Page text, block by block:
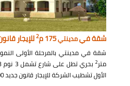
شقة فيمدينتي175 م 2للإيجار
شقة في مدينتي بالمرحلة الأولى
متر2
الأول تشطيب الشركة للإيجار قانون جديد 2,500 جنيه